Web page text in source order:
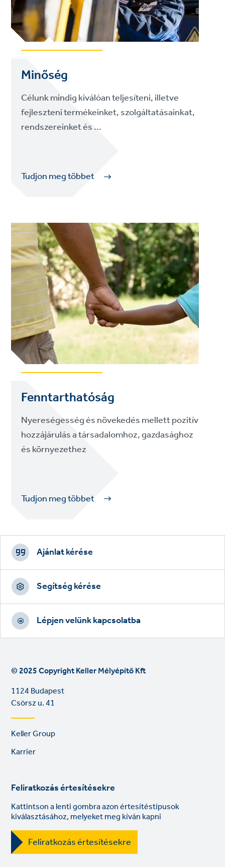
Minőség
Célunk mindig kiválóan teljesíteni, illetve
fejleszteni termékeinket, szolgáltatásainkat,
rendszereinket és ...
Tudjon meg többet
Fenntarthatóság
Nyereségesség és növekedés mellett pozitív
hozzájárulás a társadalomhoz, gazdasághoz
és környezethez
Tudjon meg többet
Footer
CTAs
Ajánlat kérése
Segítség kérése
Lépjen velünk kapcsolatba
© 2025 Copyright Keller Mélyépítő Kft
1124 Budapest
Csörsz u. 41
Footer
links
Keller Group
Karrier
Feliratkozás értesítésekre
Kattintson a lenti gombra azon értesítéstípusok
kiválasztásához, melyeket meg kíván kapni
Feliratkozás értesítésekre